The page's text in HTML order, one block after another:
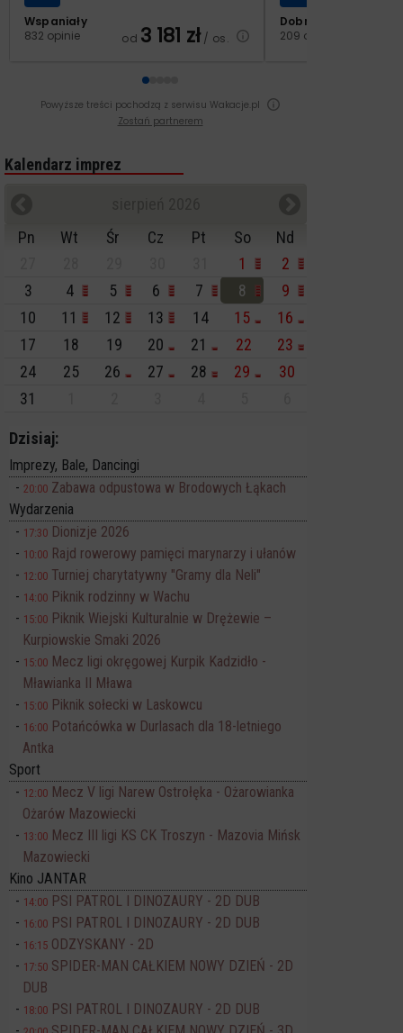
Wspaniały
832 opinie
od 3 181 zł/ os.
Dobry
209 opinii
Powyższe treści pochodzą z serwisu Wakacje.pl
Zostań partnerem
Kalendarz imprez
Pn
Wt Śr Cz Pt So
Nd
1
2
3
4 5 6 7 8
9
10
11 12 13 14 15
16
17
18 19 20 21 22
23
24
25 26 27 28 29
30
31
Dzisiaj:
Imprezy, Bale, Dancingi
20:00 Zabawa odpustowa w Brodowych Łąkach
Wydarzenia
17:30 Dionizje 2026
10:00 Rajd rowerowy pamięci marynarzy i ułanów
12:00 Turniej charytatywny "Gramy dla Neli"
14:00 Piknik rodzinny w Wachu
15:00 Piknik Wiejski Kulturalnie w Drężewie –
Kurpiowskie Smaki 2026
15:00 Mecz ligi okręgowej Kurpik Kadzidło -
Mławianka II Mława
15:00 Piknik sołecki w Laskowcu
16:00 Potańcówka w Durlasach dla 18-letniego
Antka
Sport
12:00 Mecz V ligi Narew Ostrołęka - Ożarowianka
Ożarów Mazowiecki
13:00 Mecz III ligi KS CK Troszyn - Mazovia Mińsk
Mazowiecki
Kino JANTAR
14:00 PSI PATROL I DINOZAURY - 2D DUB
16:00 PSI PATROL I DINOZAURY - 2D DUB
16:15 ODZYSKANY - 2D
17:50 SPIDER-MAN CAŁKIEM NOWY DZIEŃ - 2D
DUB
18:00 PSI PATROL I DINOZAURY - 2D DUB